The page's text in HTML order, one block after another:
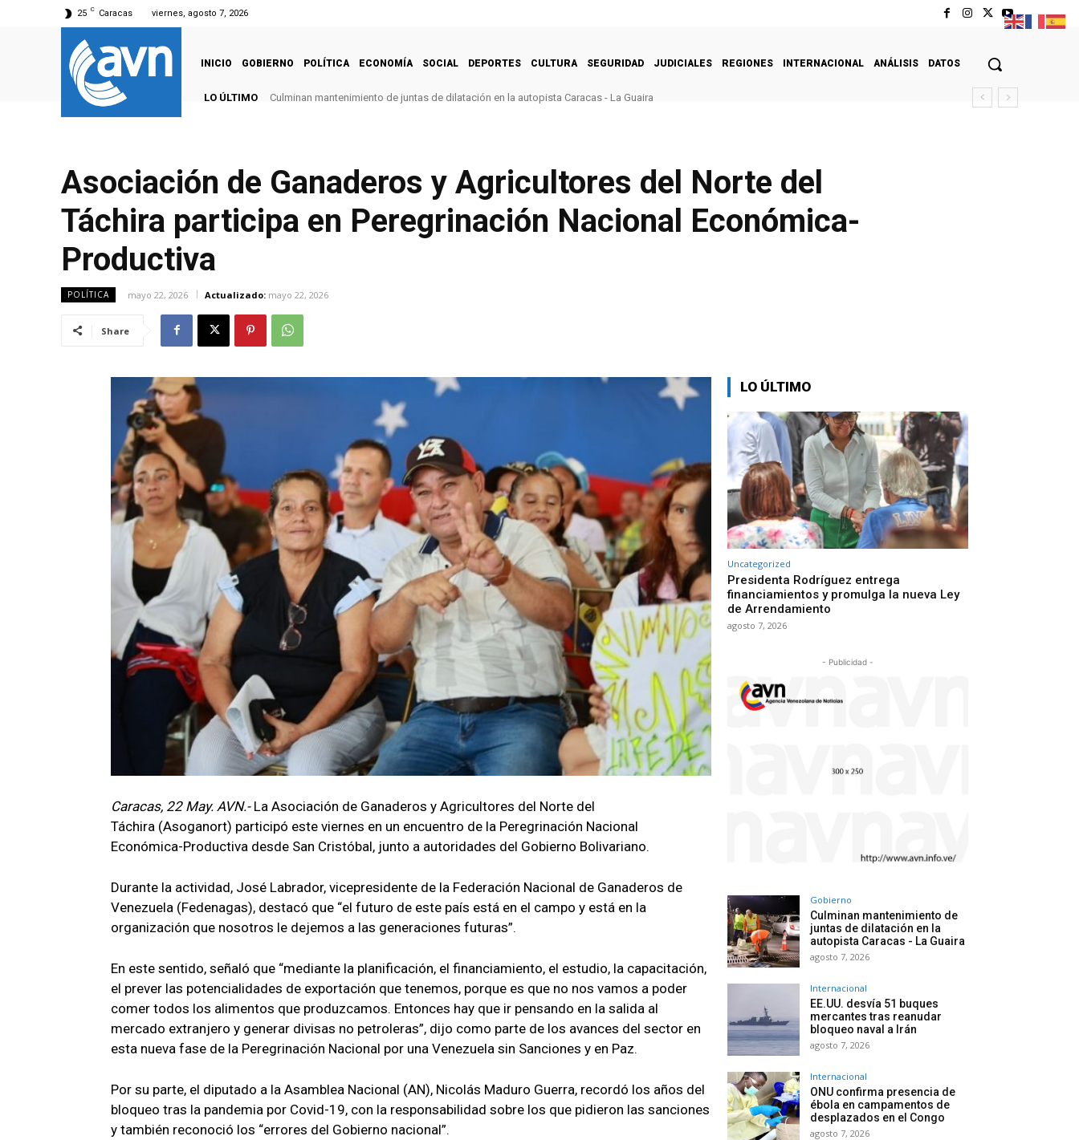
25 C Caracas viernes, agosto 7, 2026
INICIO GOBIERNO POLÍTICA ECONOMÍA SOCIAL DEPORTES CULTURA SEGURIDAD JUDICIALES REGIONES INTERNACIONAL ANÁLISIS DATOS
LO ÚLTIMO Culminan mantenimiento de juntas de dilatación en la autopista Caracas - La Guaira
Asociación de Ganaderos y Agricultores del Norte del
Táchira participa en Peregrinación Nacional Económica-
Productiva
POLÍTICA mayo 22, 2026 Actualizado: mayo 22, 2026
Share
Caracas, 22 May. AVN.- La Asociación de Ganaderos y Agricultores del Norte del
Táchira (Asoganort) participó este viernes en un encuentro de la Peregrinación Nacional
Económica-Productiva desde San Cristóbal, junto a autoridades del Gobierno Bolivariano.
Durante la actividad, José Labrador, vicepresidente de la Federación Nacional de Ganaderos de
Venezuela (Fedenagas), destacó que “el futuro de este país está en el campo y está en la
organización que nosotros le dejemos a las generaciones futuras”.
En este sentido, señaló que “mediante la planificación, el financiamiento, el estudio, la capacitación,
el prever las potencialidades de exportación que tenemos, porque es que no nos vamos a poder
comer todos los alimentos que produzcamos. Entonces hay que ir pensando en la salida al
mercado extranjero y generar divisas no petroleras”, dijo como parte de los avances del sector en
esta nueva fase de la Peregrinación Nacional por una Venezuela sin Sanciones y en Paz.
Por su parte, el diputado a la Asamblea Nacional (AN), Nicolás Maduro Guerra, recordó los años del
bloqueo tras la pandemia por Covid-19, con la responsabilidad sobre los que pidieron las sanciones
y también reconoció los “errores del Gobierno nacional”.
LO ÚLTIMO
Uncategorized
Presidenta Rodríguez entrega
financiamientos y promulga la nueva Ley
de Arrendamiento
agosto 7, 2026
- Publicidad -
Gobierno
Culminan mantenimiento de
juntas de dilatación en la
autopista Caracas - La Guaira
agosto 7, 2026
Internacional
EE.UU. desvía 51 buques
mercantes tras reanudar
bloqueo naval a Irán
agosto 7, 2026
Internacional
ONU confirma presencia de
ébola en campamentos de
desplazados en el Congo
agosto 7, 2026